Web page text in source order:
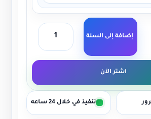
إضافة إلى السلة
اشتر الآن
للبيانات المطلوبة
تنفيذ في خلال 24 ساعه